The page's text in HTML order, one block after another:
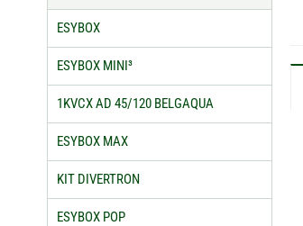
ESYBOX
ESYBOX MINI³
1KVCX AD 45/120 BELGAQUA
ESYBOX MAX
KIT DIVERTRON
ESYBOX POP